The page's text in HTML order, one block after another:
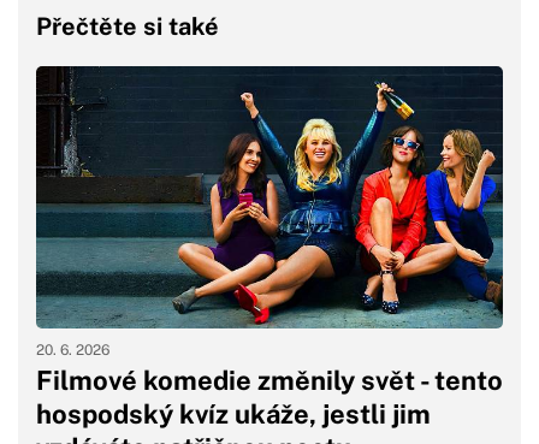
Přečtěte si také
Filmové komedie změnily svět - tento
hospodský kvíz ukáže, jestli jim
20. 6. 2026